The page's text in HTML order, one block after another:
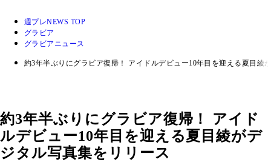
週プレNEWS TOP
グラビア
グラビアニュース
約3年半ぶりにグラビア復帰！ アイドルデビュー10年目を迎える夏目綾
約3年半ぶりにグラビア復帰！ アイド
ルデビュー10年目を迎える夏目綾がデ
ジタル写真集をリリース